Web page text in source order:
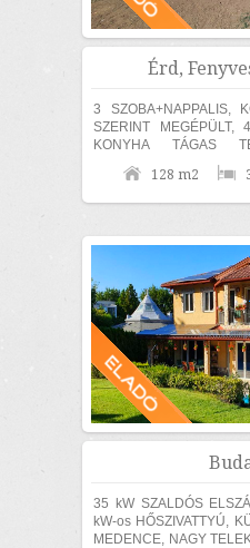
Érd,
3 SZOBA+NAPPALIS,
SZERINT MEGÉPÜLT,
KONYHA TÁGAS
MEDITERRÁN CSALÁDI
Fenyves Parkvárosi
128 m2
35 kW SZALDÓS
kW-os HŐSZIVATTYÚ,
MEDENCE, NAGY